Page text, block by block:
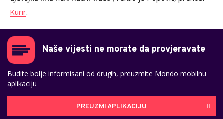
Kurir.
Naše vijesti ne morate da provjeravate
Budite bolje informisani od drugih, preuzmite Mondo mobilnu
aplikaciju
PREUZMI APLIKACIJU